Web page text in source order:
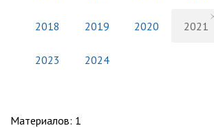
2018 2019 2020 2021
2023 2024
Материалов: 1